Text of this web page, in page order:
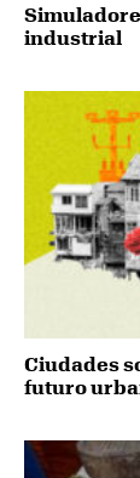
industrial
Ciudades
futuro